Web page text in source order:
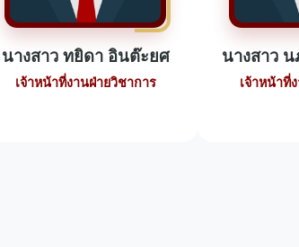
นางสาว ทยิดา อินต๊ะยศ
เจ้าหน้าที่งานฝ่ายวิชาการ
นางสาว
เจ้าหน้าที่